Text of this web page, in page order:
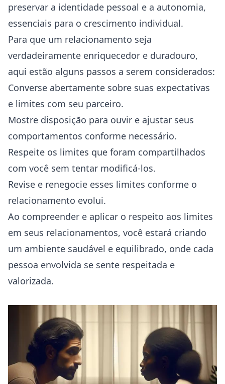
preservar a identidade pessoal e a autonomia,
essenciais para o crescimento individual.
Para que um relacionamento seja
verdadeiramente enriquecedor e duradouro,
aqui estão alguns passos a serem considerados:
Converse abertamente sobre suas expectativas
e limites com seu parceiro.
Mostre disposição para ouvir e ajustar seus
comportamentos conforme necessário.
Respeite os limites que foram compartilhados
com você sem tentar modificá-los.
Revise e renegocie esses limites conforme o
relacionamento evolui.
Ao compreender e aplicar o respeito aos limites
em seus relacionamentos, você estará criando
um ambiente saudável e equilibrado, onde cada
pessoa envolvida se sente respeitada e
valorizada.